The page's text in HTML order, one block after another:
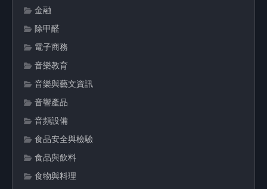
金融
除甲醛
電子商務
音樂教育
音樂與藝文資訊
音響產品
音頻設備
食品安全與檢驗
食品與飲料
食物與料理